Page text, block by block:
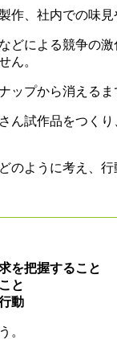
作、社内での味
どによる競争の
ん。
ップから消える
ん試作品をつく
のように考え、
を把握すること
と
動
。